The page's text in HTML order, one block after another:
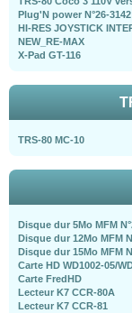
Plug'N power N°26-3142
HI-RES JOYSTICK
NEW_RE-MAX
X-Pad GT-116
TRS-80 MC-10
Disque dur 5Mo MFM
Disque dur 12Mo MFM
Disque dur 15Mo MFM
Carte HD WD1002-05/
Carte FredHD
Lecteur K7 CCR-80A
Lecteur K7 CCR-81